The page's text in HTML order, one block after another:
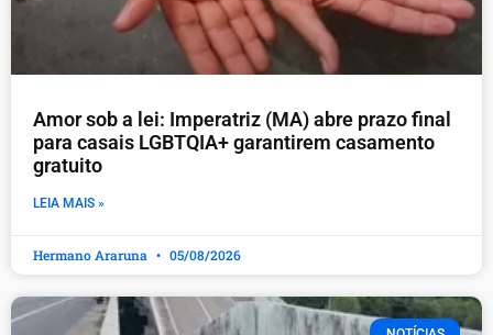
Amor sob a lei: Imperatriz (MA) abre prazo final
para casais LGBTQIA+ garantirem casamento
gratuito
LEIA MAIS »
Hermano Araruna 05/08/2026